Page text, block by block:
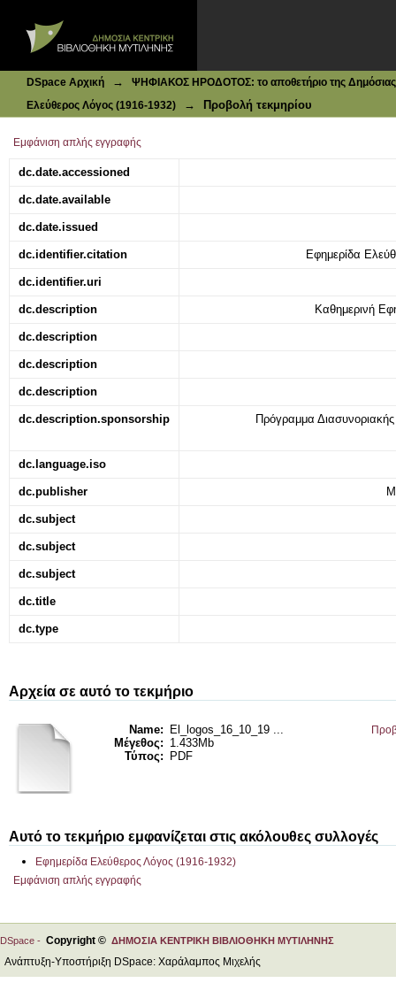
DSpace Αρχική →
ΨΗΦΙΑΚΟΣ ΗΡΟΔΟΤΟΣ: το αποθετήριο της Δημόσιας
Ελεύθερος Λόγος (1916-1932)
→ Προβολή τεκμηρίου
Εμφάνιση απλής εγγραφής
dc.date.accessioned
dc.date.available
dc.date.issued
dc.identifier.citation Εφημερίδα
dc.identifier.uri
dc.description Καθημερινή
dc.description
dc.description
dc.description
dc.description.sponsorship Πρόγραμμα
dc.language.iso
dc.publisher
dc.subject
dc.subject
dc.subject
dc.title
dc.type
Αρχεία σε αυτό το τεκμήριο
Name:
El_logos_16_10_19 ...
Μέγεθος: 1.433Mb
Τύπος:
PDF
Αυτό το τεκμήριο εμφανίζεται στις ακόλουθες συλλογές
Εφημερίδα Ελεύθερος Λόγος (1916-1932)
Εμφάνιση απλής εγγραφής
DSpace - Copyright © ΔΗΜΟΣΙΑ ΚΕΝΤΡΙΚΗ ΒΙΒΛΙΟΘΗΚΗ ΜΥΤΙΛΗΝΗΣ
Ανάπτυξη-Υποστήριξη DSpace: Χαράλαμπος Μιχελής